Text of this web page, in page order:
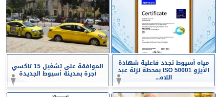
مياه أسيوط تجدد فاعلية شهادة
الأيزو ISO 50001 بمحطة نزلة عبد
اللاه...
الموافقة على تشغيل 15 تاكسي
أجرة بمدينة أسيوط الجديدة